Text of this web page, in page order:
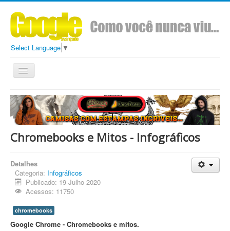
Select Language ▼
Toggle
Navigation
Chromebooks e Mitos - Infográficos
Detalhes
Categoria: Infográficos
Publicado: 19 Julho 2020
Acessos: 11750
chromebooks
Google Chrome - Chromebooks e mitos.